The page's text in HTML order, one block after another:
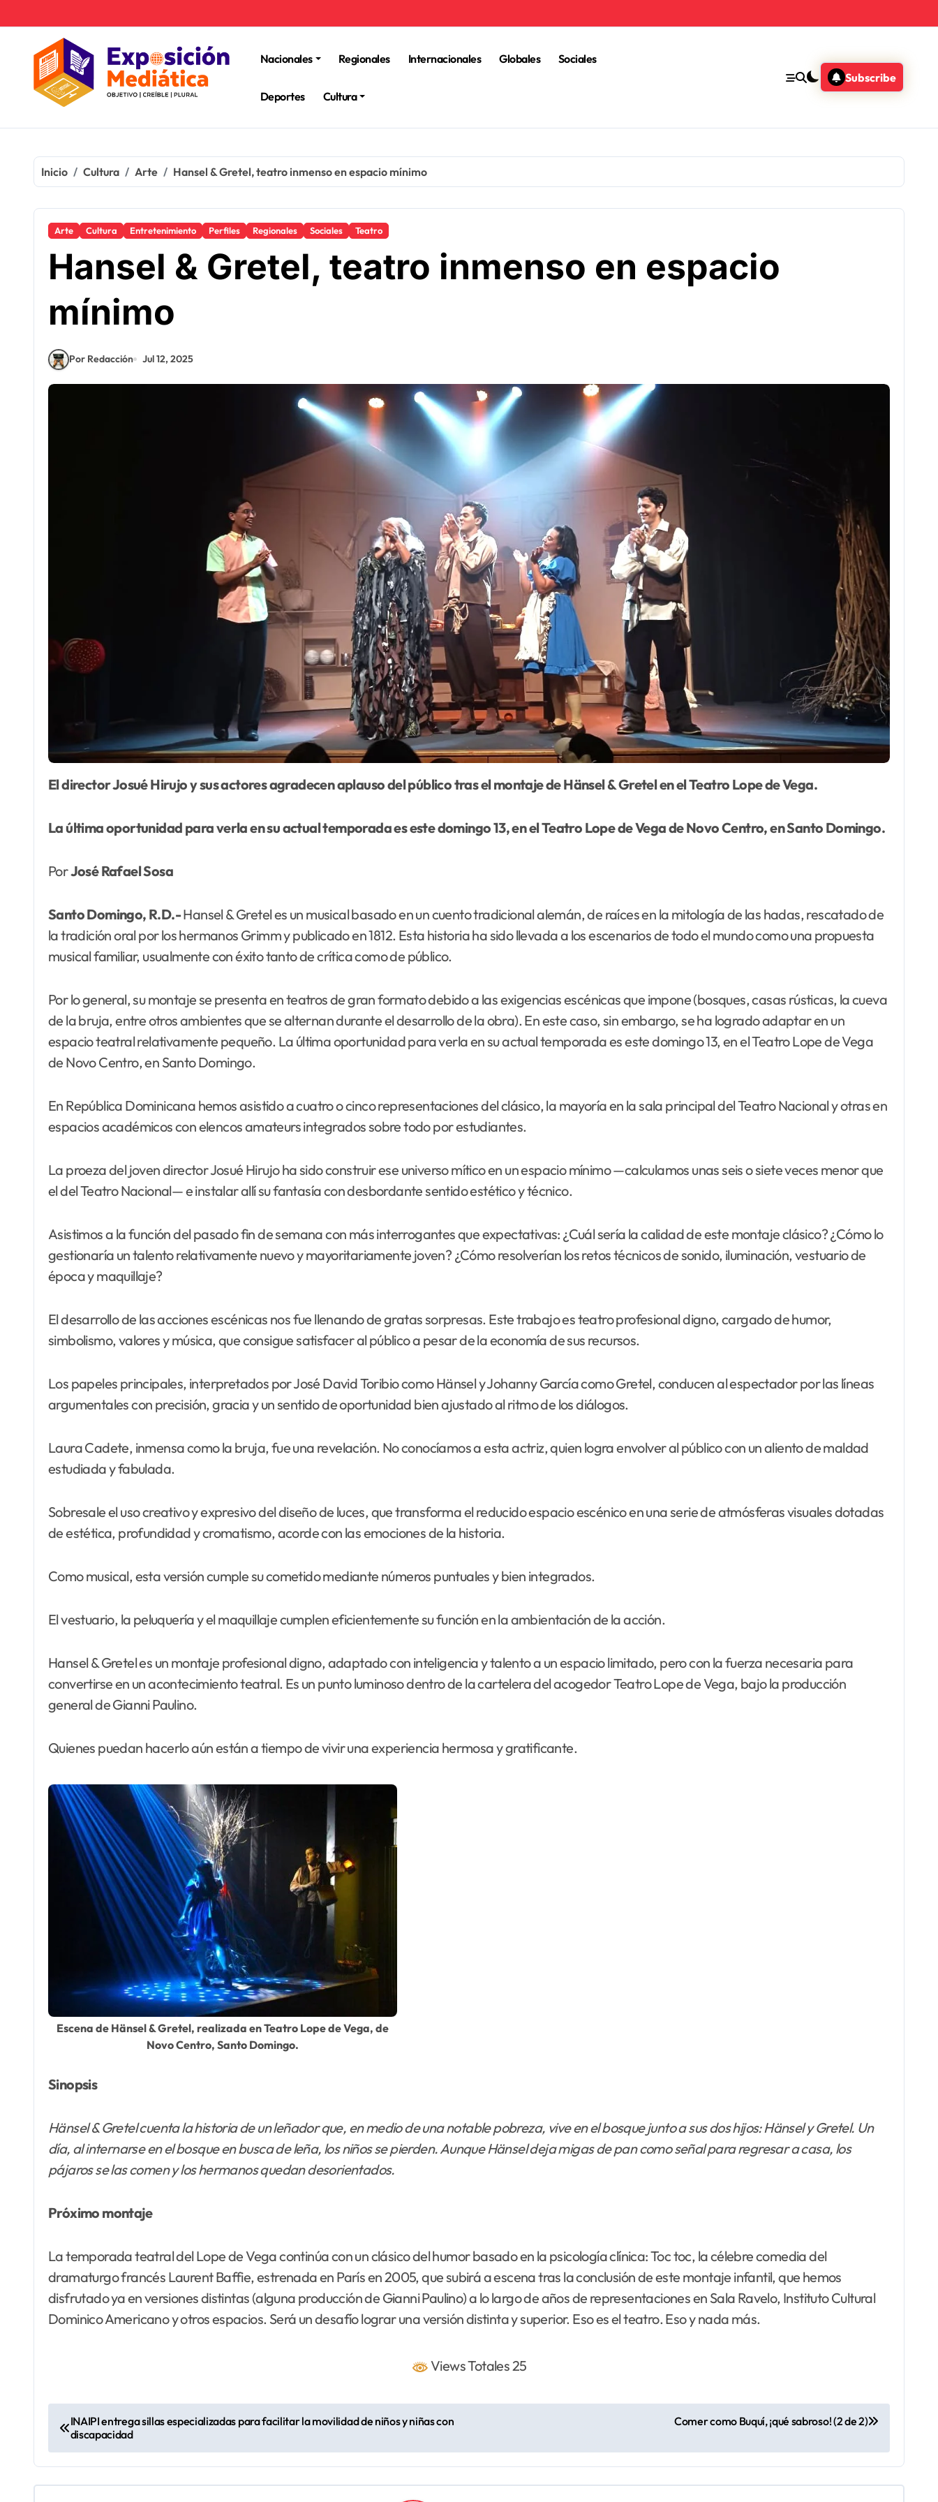
Nacionales
Regionales Internacionales Globales Sociales
Deportes Cultura
Subscribe
Inicio Cultura Arte Hansel & Gretel, teatro inmenso en espacio mínimo
Arte Cultura Entretenimiento Perfiles Regionales Sociales Teatro
Hansel & Gretel, teatro inmenso en espacio
mínimo
Por Redacción Jul 12, 2025
El director Josué Hirujo y sus actores agradecen aplauso del público tras el montaje de Hänsel & Gretel en el Teatro Lope de Vega.
La última oportunidad para verla en su actual temporada es este domingo 13, en el Teatro Lope de Vega de Novo Centro, en Santo Domingo.
PorJosé Rafael Sosa
Santo Domingo, R.D.-Hansel & Gretel es un musical basado en un cuento tradicional alemán, de raíces en la mitología de las hadas, rescatado de
la tradición oral por los hermanos Grimm y publicado en 1812. Esta historia ha sido llevada a los escenarios de todo el mundo como una propuesta
musical familiar, usualmente con éxito tanto de crítica como de público.
Por lo general, su montaje se presenta en teatros de gran formato debido a las exigencias escénicas que impone (bosques, casas rústicas, la cueva
de la bruja, entre otros ambientes que se alternan durante el desarrollo de la obra). En este caso, sin embargo, se ha logrado adaptar en un
espacio teatral relativamente pequeño. La última oportunidad para verla en su actual temporada es este domingo 13, en el Teatro Lope de Vega
de Novo Centro, en Santo Domingo.
En República Dominicana hemos asistido a cuatro o cinco representaciones del clásico, la mayoría en la sala principal del Teatro Nacional y otras en
espacios académicos con elencos amateurs integrados sobre todo por estudiantes.
La proeza del joven director Josué Hirujo ha sido construir ese universo mítico en un espacio mínimo —calculamos unas seis o siete veces menor que
el del Teatro Nacional— e instalar allí su fantasía con desbordante sentido estético y técnico.
Asistimos a la función del pasado fin de semana con más interrogantes que expectativas: ¿Cuál sería la calidad de este montaje clásico? ¿Cómo lo
gestionaría un talento relativamente nuevo y mayoritariamente joven? ¿Cómo resolverían los retos técnicos de sonido, iluminación, vestuario de
época y maquillaje?
El desarrollo de las acciones escénicas nos fue llenando de gratas sorpresas. Este trabajo es teatro profesional digno, cargado de humor,
simbolismo, valores y música, que consigue satisfacer al público a pesar de la economía de sus recursos.
Los papeles principales, interpretados por José David Toribio como Hänsel y Johanny García como Gretel, conducen al espectador por las líneas
argumentales con precisión, gracia y un sentido de oportunidad bien ajustado al ritmo de los diálogos.
Laura Cadete, inmensa como la bruja, fue una revelación. No conocíamos a esta actriz, quien logra envolver al público con un aliento de maldad
estudiada y fabulada.
Sobresale el uso creativo y expresivo del diseño de luces, que transforma el reducido espacio escénico en una serie de atmósferas visuales dotadas
de estética, profundidad y cromatismo, acorde con las emociones de la historia.
Como musical, esta versión cumple su cometido mediante números puntuales y bien integrados.
El vestuario, la peluquería y el maquillaje cumplen eficientemente su función en la ambientación de la acción.
Hansel & Gretel es un montaje profesional digno, adaptado con inteligencia y talento a un espacio limitado, pero con la fuerza necesaria para
convertirse en un acontecimiento teatral. Es un punto luminoso dentro de la cartelera del acogedor Teatro Lope de Vega, bajo la producción
general de Gianni Paulino.
Quienes puedan hacerlo aún están a tiempo de vivir una experiencia hermosa y gratificante.
Escena de Hänsel & Gretel, realizada en Teatro Lope de Vega, de
Novo Centro, Santo Domingo.
Sinopsis
Hänsel & Gretel cuenta la historia de un leñador que, en medio de una notable pobreza, vive en el bosque junto a sus dos hijos: Hänsel y Gretel. Un
día, al internarse en el bosque en busca de leña, los niños se pierden. Aunque Hänsel deja migas de pan como señal para regresar a casa, los
pájaros se las comen y los hermanos quedan desorientados.
Próximo montaje
La temporada teatral del Lope de Vega continúa con un clásico del humor basado en la psicología clínica: Toc toc, la célebre comedia del
dramaturgo francés Laurent Baffie, estrenada en París en 2005, que subirá a escena tras la conclusión de este montaje infantil, que hemos
disfrutado ya en versiones distintas (alguna producción de Gianni Paulino) a lo largo de años de representaciones en Sala Ravelo, Instituto Cultural
Dominico Americano y otros espacios. Será un desafío lograr una versión distinta y superior. Eso es el teatro. Eso y nada más.
Views Totales 25
N
a
v
INAIPI entrega sillas especializadas para facilitar la movilidad de niños y niñas con
discapacidad
Comer como Buquí, ¡qué sabroso! (2 de 2)